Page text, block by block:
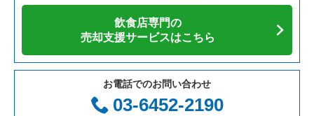
カフェの居抜き売却物件の案件一覧
テイクアウトの居抜き売却物件の案件一覧
お弁当・惣菜・デリの居抜き売却物件の案件一覧
愛知県の飲食店の居抜き売却物件の案件一覧
岐阜県の飲食店の居抜き売却物件の案件一覧
三重県の飲食店の居抜き売却物件の案件一覧
小金井市の飲食店の居抜き売却物件の案件一覧
府中市の飲食店の居抜き売却物件の案件一覧
国分寺市の飲食店の居抜き売却物件の案件一覧
東京都下の焼肉の居抜き売却物件の案件一覧
東京都下の鉄板焼き・お好み焼の居抜き売却物件の案件一覧
東京都下のアジア料理の居抜き売却物件の案件一覧
八王子駅の鉄板焼き・お好み焼の居抜き売却物件の案件一覧
八王子駅のカフェの居抜き売却物件の案件一覧
八王子駅のバーの居抜き売却物件の案件一覧
飲食店専門の
売却支援サービスはこちら
お電話でのお問い合わせ
03-6452-2190